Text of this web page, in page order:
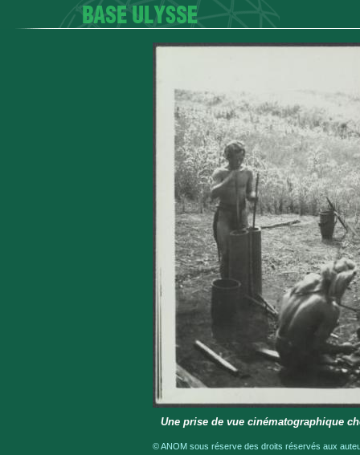
Une prise de vue cinématographique
© ANOM sous réserve des droits réservés aux